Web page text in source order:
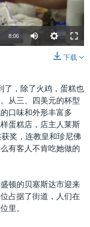
8:06
下载
了，除了火鸡，蛋糕也
从三、四美元的杯型
口味和外形丰富多
蛋糕店，店主人莱斯
奖，连教皇和珍尼佛
有客人不肯吃她做的
顿的贝塞斯达市迎来
占据了街道，人们在
里。